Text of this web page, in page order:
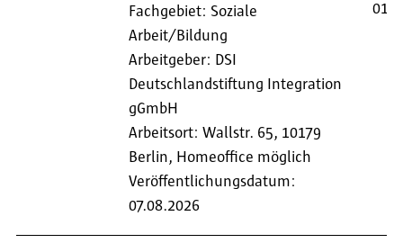
Fachgebiet: Soziale
Arbeit/Bildung
Arbeitgeber: DSI
Deutschlandstiftung Integration
gGmbH
Arbeitsort: Wallstr. 65, 10179
Berlin, Homeoffice möglich
Veröffentlichungsdatum:
07.08.2026